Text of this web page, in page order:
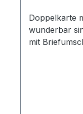
Doppelkarte
wunderbar
mit